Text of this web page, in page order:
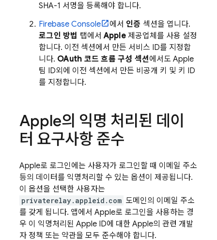
SHA-1 서명을 등록해야 합니다.
Firebase Console 에서 인증 섹션을 엽니다.
로그인 방법 탭에서Apple제공업체를 사용 설정
합니다. 이전 섹션에서 만든 서비스 ID를 지정합
니다. OAuth 코드 흐름 구성 섹션에서도 Apple
팀 ID외에 이전 섹션에서 만든 비공개 키 및 키 ID
를 지정합니다.
Apple의 익명 처리된 데이
터 요구사항 준수
Apple로 로그인에는 사용자가 로그인할 때 이메일 주소
등의 데이터를 익명처리할 수 있는 옵션이 제공됩니다.
이 옵션을 선택한 사용자는
privaterelay.appleid.com 도메인의 이메일 주소
를 갖게 됩니다. 앱에서 Apple로 로그인을 사용하는 경
우 이 익명처리된 Apple ID에 대한 Apple의 관련 개발
자 정책 또는 약관을 모두 준수해야 합니다.